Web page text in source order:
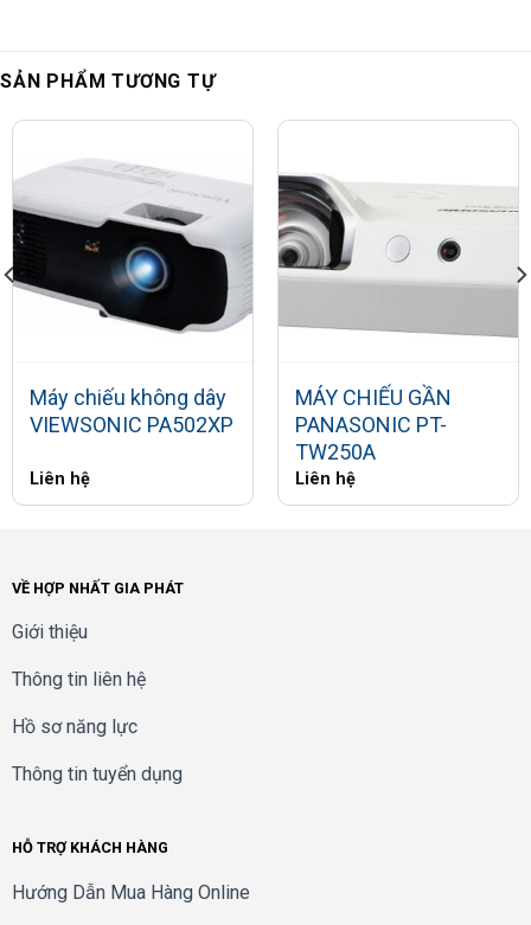
SẢN PHẨM TƯƠNG TỰ
Máy chiếu không dây
VIEWSONIC PA502XP
Liên hệ
MÁY CHIẾU GẦN
PANASONIC PT-
TW250A
Liên hệ
VỀ HỢP NHẤT GIA PHÁT
Giới thiệu
Thông tin liên hệ
Hồ sơ năng lực
Thông tin tuyển dụng
HỖ TRỢ KHÁCH HÀNG
Hướng Dẫn Mua Hàng Online